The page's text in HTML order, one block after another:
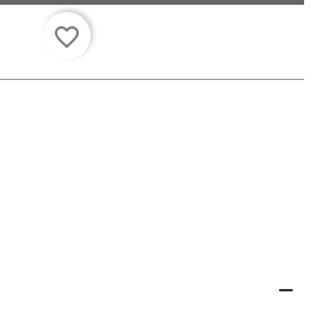
favorite_border